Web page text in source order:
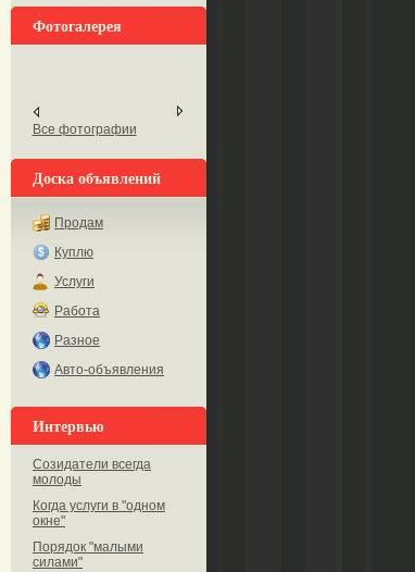
Фотогалерея
Все фотографии
Доска объявлений
Продам
Куплю
Услуги
Работа
Разное
Авто-объявления
Интервью
Созидатели всегда
молоды
Когда услуги в "одном
окне"
Порядок "малыми
силами"